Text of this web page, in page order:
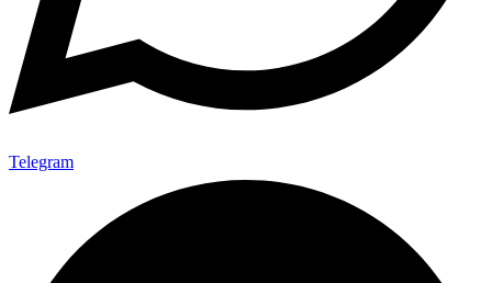
Telegram